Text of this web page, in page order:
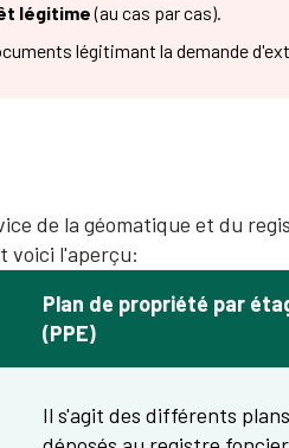
légitime(au cas par cas).
légitimant la demande
de la géomatique et du
voici l'aperçu:
Plan de propriété par
(PPE)
Il s'agit des différents plans